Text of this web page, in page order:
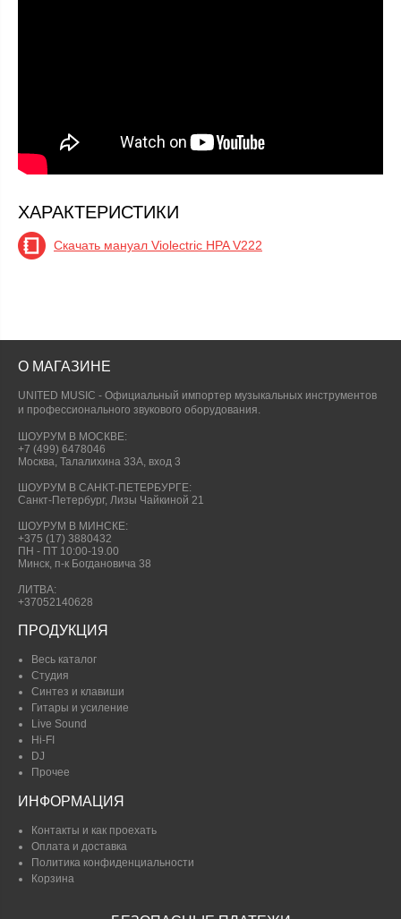
ХАРАКТЕРИСТИКИ
Скачать мануал Violectric HPA V222
О МАГАЗИНЕ
UNITED MUSIC - Официальный импортер музыкальных инструментов
и профессионального звукового оборудования.
ШОУРУМ В МОСКВЕ:
+7 (499) 6478046
Москва, Талалихина 33А, вход 3
ШОУРУМ В САНКТ-ПЕТЕРБУРГЕ:
Санкт-Петербург, Лизы Чайкиной 21
ШОУРУМ В МИНСКЕ:
+375 (17) 3880432
ПН - ПТ 10:00-19.00
Минск, п-к Богдановича 38
ЛИТВА:
+37052140628
ПРОДУКЦИЯ
Весь каталог
Студия
Синтез и клавиши
Гитары и усиление
Live Sound
Hi-FI
DJ
Прочее
ИНФОРМАЦИЯ
Контакты и как проехать
Оплата и доставка
Политика конфиденциальности
Корзина